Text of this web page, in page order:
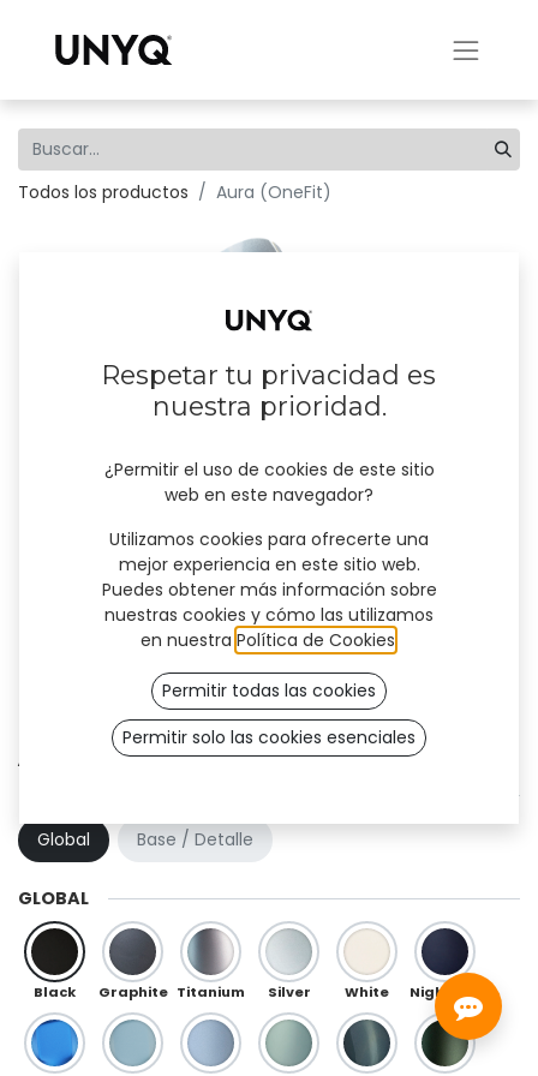
Todos los productos Aura (OneFit)
Aura (OneFit)
Global
Base / Detalle
GLOBAL
Black Graphite Titanium Silver White
Respetar tu privacidad es
nuestra prioridad.
¿Permitir el uso de cookies de este sitio
web en este navegador?
Utilizamos cookies para ofrecerte una
mejor experiencia en este sitio web.
Puedes obtener más información sobre
nuestras cookies y cómo las utilizamos
en nuestra Política de Cookies
Permitir todas las cookies
Permitir solo las cookies esenciales